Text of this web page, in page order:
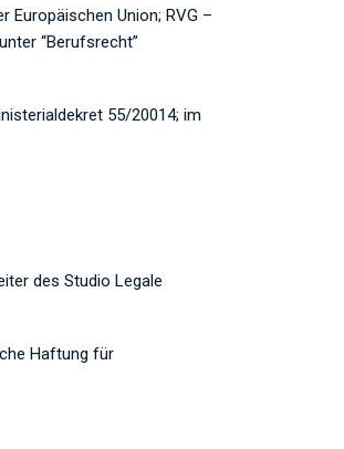
Europäischen Union; RVG –
“Berufsrecht”
55/20014; im
des Studio Legale
Haftung für